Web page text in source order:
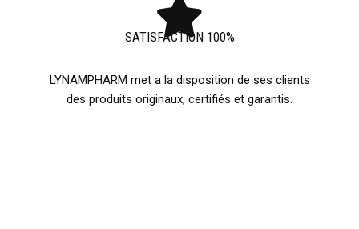
SATISFACTION 100%
LYNAMPHARM met a la disposition de ses clients
des produits originaux, certifiés et garantis.